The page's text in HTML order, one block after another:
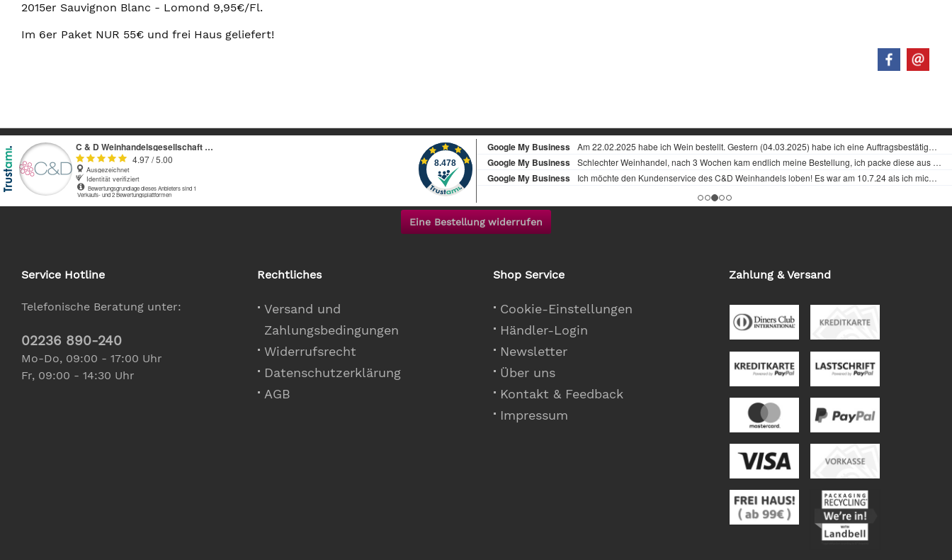
2015er Sauvignon Blanc - Lomond 9,95€/Fl.
Im 6er Paket NUR 55€ und frei Haus geliefert!
Eine Bestellung widerrufen
Service Hotline
Telefonische Beratung unter:
02236 890-240
Mo-Do, 09:00 - 17:00 Uhr
Fr, 09:00 - 14:30 Uhr
Rechtliches
Versand und
Zahlungsbedingungen
Widerrufsrecht
Datenschutzerklärung
AGB
Shop Service
Cookie-Einstellungen
Händler-Login
Newsletter
Über uns
Kontakt & Feedback
Impressum
Zahlung & Versand